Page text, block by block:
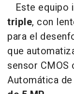
Este equipo
triple, con
para el
que
sensor
Automática